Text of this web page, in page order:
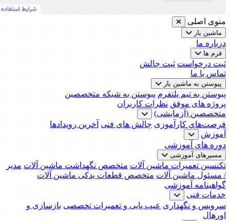
منوی اصلی
ماشین یار
درباره ما
فرم ها
ثبت درخواست ثبت چالش
تماس با ما
پیوستن به ماشین یار
پیوستن به تیم پلتفرم پیوستن به شبکه متخصصین
پروژه های موفق نظرات کاربران
متخصصین (آزمایشی)
فرصت‌های کارآموزی چالش های فنی آخرین رویدادها
آموزش
دوره های آموزشی
مسیرهای آموزشی
تکنسین تعمیرات ماشین آلات متخصص نگهداشت ماشین آلات مدیر
/ مسئول ماشین آلات متخصص قطعات یدکی ماشین آلات
گواهینامه آموزشی
خدمات فنی
سرویس و نگهداری عیب یابی و تعمیرات تخصصی بازسازی و
اورهال